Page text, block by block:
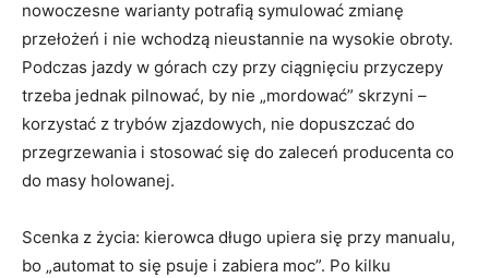
nowoczesne warianty potrafią symulować zmianę
przełożeń i nie wchodzą nieustannie na wysokie obroty.
Podczas jazdy w górach czy przy ciągnięciu przyczepy
trzeba jednak pilnować, by nie „mordować” skrzyni –
korzystać z trybów zjazdowych, nie dopuszczać do
przegrzewania i stosować się do zaleceń producenta co
do masy holowanej.
Scenka z życia: kierowca długo upiera się przy manualu,
bo „automat to się psuje i zabiera moc”. Po kilku